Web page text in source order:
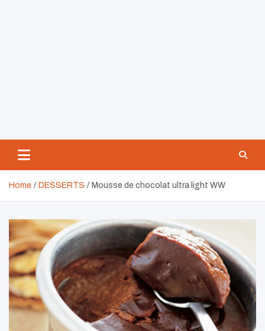
Home DESSERTS Mousse de chocolat ultra light WW